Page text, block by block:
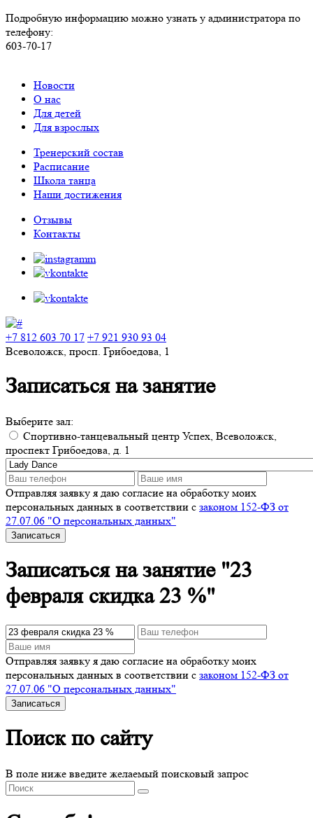
Подробную информацию можно узнать у администратора по
телефону:
603-70-17
Новости
О нас
Для детей
Для взрослых
Тренерский состав
Расписание
Школа танца
Наши достижения
Отзывы
Контакты
+7 812 603 70 17 +7 921 930 93 04
Всеволожск, просп. Грибоедова, 1
Записаться на занятие
Выберите зал:
Спортивно-танцевальный центр Успех, Всеволожск,
проспект Грибоедова, д. 1
Отправляя заявку я даю согласие на обработку моих
персональных данных в соответствии с законом 152-ФЗ от
27.07.06 "О персональных данных"
Записаться
Записаться на занятие "23
февраля скидка 23 %"
Отправляя заявку я даю согласие на обработку моих
персональных данных в соответствии с законом 152-ФЗ от
27.07.06 "О персональных данных"
Записаться
Поиск по сайту
В поле ниже введите желаемый поисковый запрос